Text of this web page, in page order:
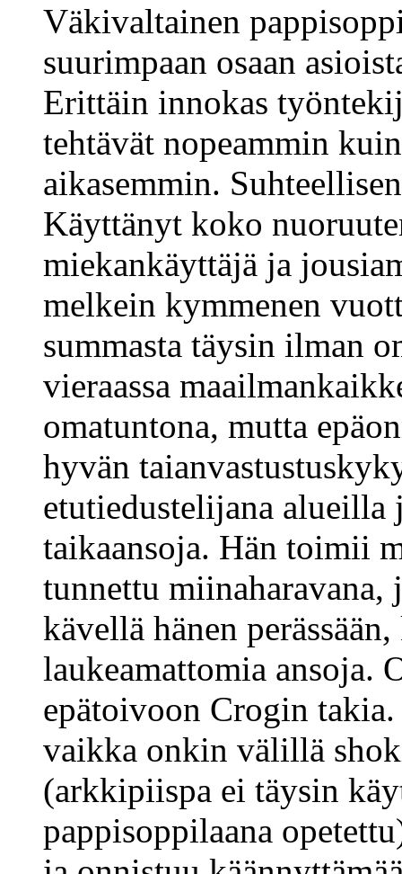
Väkivaltainen
suurimpaan osaan
Erittäin innokas
tehtävät nopeammin
aikasemmin.
Käyttänyt koko
miekankäyttäjä ja
melkein kymmenen
summasta täysin ilman
vieraassa
omatuntona, mutta
hyvän
etutiedustelijana alueilla
taikaansoja. Hän toimii
tunnettu
kävellä hänen
laukeamattomia ansoja.
epätoivoon Crogin
vaikka onkin välillä
(arkkipiispa ei täysin
pappisoppilaana